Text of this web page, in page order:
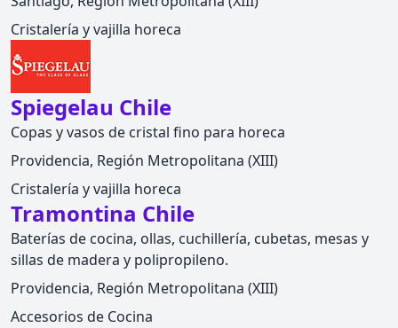
Cristalería y vajilla horeca
Spiegelau Chile
Copas y vasos de cristal fino para horeca
Providencia, Región Metropolitana (XIII)
Cristalería y vajilla horeca
Tramontina Chile
Baterías de cocina, ollas, cuchillería, cubetas, mesas y
sillas de madera y polipropileno.
Providencia, Región Metropolitana (XIII)
Accesorios de Cocina